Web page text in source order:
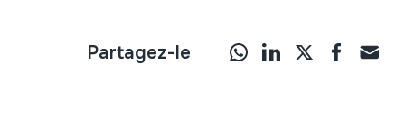
Partagez-le